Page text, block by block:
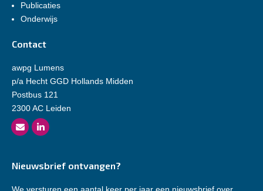
Publicaties
Onderwijs
Contact
awpg Lumens
p/a Hecht GGD Hollands Midden
Postbus 121
2300 AC Leiden
Nieuwsbrief ontvangen?